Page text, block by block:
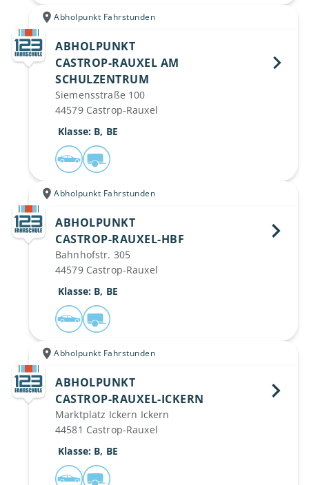
Abholpunkt Fahrstunden
ABHOLPUNKT
CASTROP-RAUXEL AM
SCHULZENTRUM
Siemensstraße 100
44579 Castrop-Rauxel
Klasse: B, BE
Abholpunkt Fahrstunden
ABHOLPUNKT
CASTROP-RAUXEL-HBF
Bahnhofstr. 305
44579 Castrop-Rauxel
Klasse: B, BE
Abholpunkt Fahrstunden
ABHOLPUNKT
CASTROP-RAUXEL-ICKERN
Marktplatz Ickern Ickern
44581 Castrop-Rauxel
Klasse: B, BE